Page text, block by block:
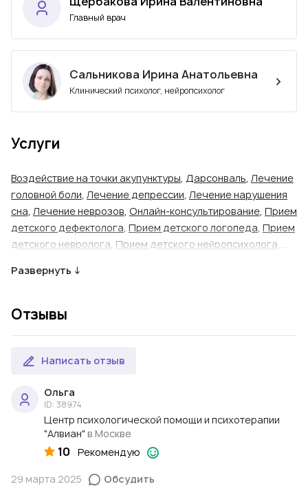
Главный врач
Сальникова Ирина Анатольевна
Клинический психолог, нейропсихолог
Услуги
Воздействие на точки акупунктуры, Дарсонваль, Лечение
головной боли, Лечение депрессии, Лечение нарушения
сна, Лечение неврозов, Онлайн-консультирование, Прием
детского дефектолога, Прием детского логопеда, Прием
детского невролога, Прием детского нейропсихолога,
психиатра , Прием детского психолога
Прием нейропсихолога
физиотерапевта ,Электросон
Развернуть ↓
Отзывы
Написать отзыв
Ольга
ID: 38974
Центр психологической помощи и психотерапии
"Алвиан" в Москве
10 Рекомендую
29 марта 2025
Обсудить